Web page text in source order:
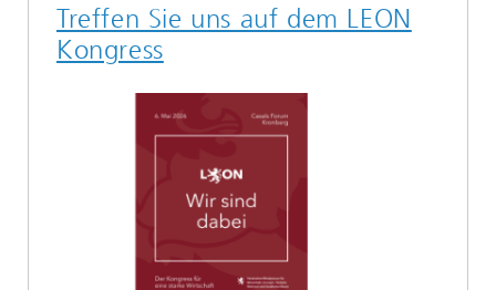
Treffen Sie uns auf dem LEON
Kongress